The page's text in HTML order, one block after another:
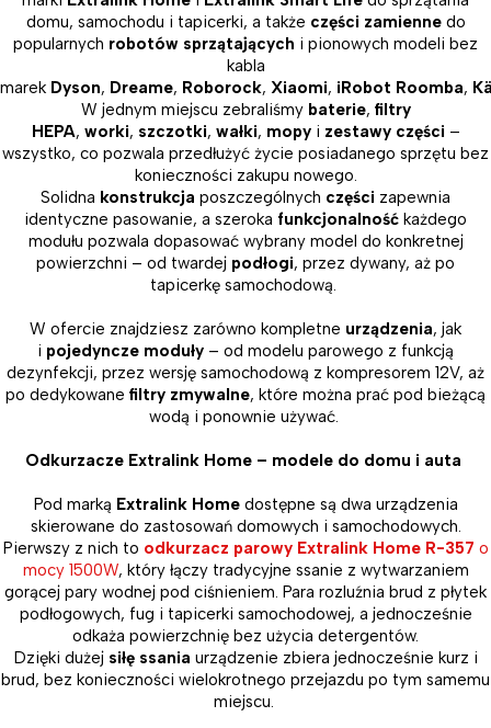
domu, samochodu i tapicerki, a także części zamiennedo
popularnych robotów sprzątających i pionowych modeli bez
kabla
marek Dyson, Dreame, Roborock, Xiaomi, iRobot Roomba,
W jednym miejscu zebraliśmy baterie, filtry
HEPA, worki, szczotki, wałki, mopyi zestawy części –
wszystko, co pozwala przedłużyć życie posiadanego sprzętu bez
konieczności zakupu nowego.
Solidna konstrukcja poszczególnych części zapewnia
identyczne pasowanie, a szeroka funkcjonalność każdego
modułu pozwala dopasować wybrany model do konkretnej
powierzchni – od twardej podłogi, przez dywany, aż po
tapicerkę samochodową.
W ofercie znajdziesz zarówno kompletne urządzenia, jak
i pojedyncze moduły – od modelu parowego z funkcją
dezynfekcji, przez wersję samochodową z kompresorem 12V, aż
po dedykowane filtry zmywalne, które można prać pod bieżącą
wodą i ponownie używać.
Odkurzacze Extralink Home – modele do domu i auta
Pod marką Extralink Homedostępne są dwa urządzenia
skierowane do zastosowań domowych i samochodowych.
Pierwszy z nich to odkurzacz parowy Extralink Home R-357 o
mocy 1500W, który łączy tradycyjne ssanie z wytwarzaniem
gorącej pary wodnej pod ciśnieniem. Para rozluźnia brud z płytek
podłogowych, fug i tapicerki samochodowej, a jednocześnie
odkaża powierzchnię bez użycia detergentów.
Dzięki dużej siłę ssania urządzenie zbiera jednocześnie kurz i
brud, bez konieczności wielokrotnego przejazdu po tym samemu
miejscu.